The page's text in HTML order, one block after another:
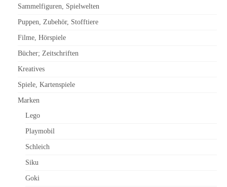
Sammelfiguren, Spielwelten
Puppen, Zubehör, Stofftiere
Filme, Hörspiele
Bücher; Zeitschriften
Kreatives
Spiele, Kartenspiele
Marken
Lego
Playmobil
Schleich
Siku
Goki